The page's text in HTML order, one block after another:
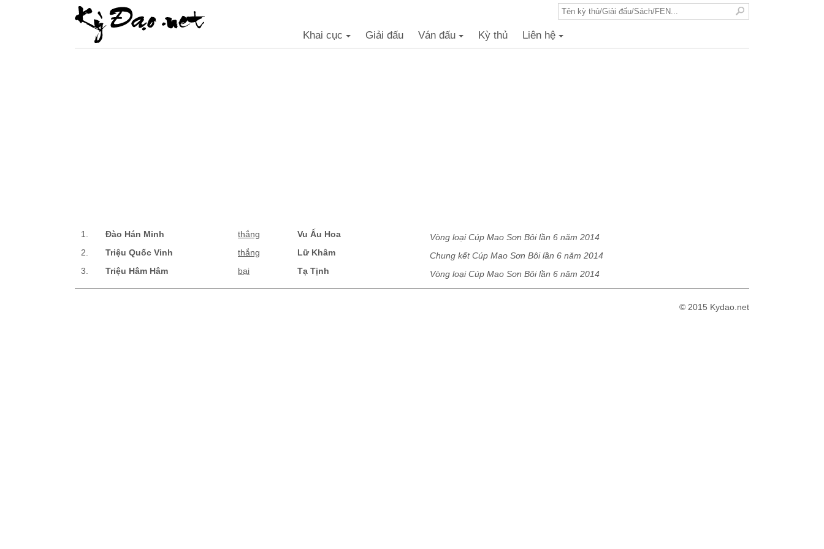
Khai cục Giải đấu Ván đấu Kỳ thủ Liên hệ
1. Đào Hán Minh thắng Vu Ấu Hoa
Vòng loại Cúp Mao Sơn Bôi lần 6 năm 2014
2.
Triệu Quốc Vinh thắng Lữ Khâm
Chung kết Cúp Mao Sơn Bôi lần 6 năm 2014
3.
Triệu Hâm Hâm bại Tạ Tịnh Vòng loại Cúp Mao Sơn Bôi lần 6 năm 2014
© 2015 Kydao.net